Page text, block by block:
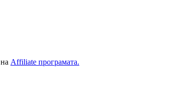
Affiliate програмата.